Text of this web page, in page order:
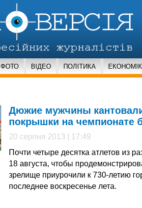
ФОТО ВІДЕО ПОЛІТИКА
Дюжие мужчины
покрышки на чемпионате
20 серпня 2013 | 17:49
Почти четыре десятка атлетов из
18 августа, чтобы
зрелище приурочили к 730-летию
последнее воскресенье лета.